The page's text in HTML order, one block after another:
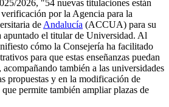
2026, "54 nuevas titulaciones están
por la Agencia para la
de Andalucía (ACCUA) para su
el titular de Universidad. Al
cómo la Consejería ha facilitado
para que estas enseñanzas puedan
también a las universidades
propuestas y en la modificación de
permite también ampliar plazas de